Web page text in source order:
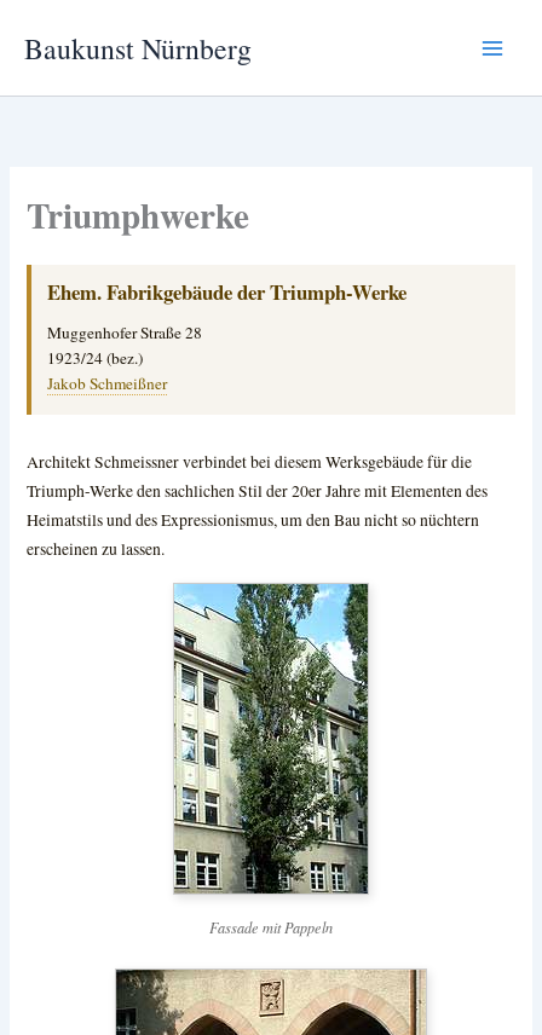
InhaltBaukunst Nürnberg
Triumphwerke
Ehem. Fabrikgebäude der Triumph-Werke
Muggenhofer Straße 28
1923/24 (bez.)
Jakob Schmeißner
Architekt Schmeissner verbindet bei diesem Werksgebäude für die
Triumph-Werke den sachlichenStil der 20er Jahre mit Elementen des
Heimatstils und des Expressionismus, um den Bau nicht so nüchtern
erscheinen zu lassen.
Fassade mit Pappeln